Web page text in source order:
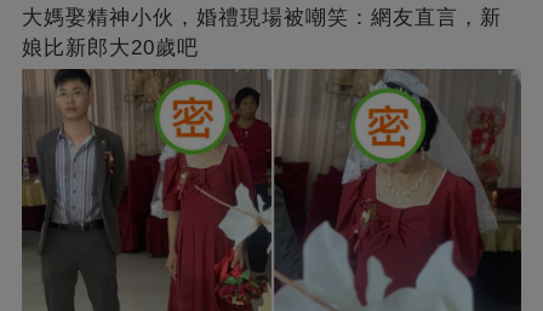
大媽娶精神小伙，婚禮現場被嘲笑：網友直言，新
娘比新郎大20歲吧